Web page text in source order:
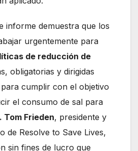
informe demuestra que los
urgentemente para
de reducción de
obligatorias y dirigidas
cumplir con el objetivo
el consumo de sal para
Tom Frieden, presidente y
de Resolve to Save Lives,
sin fines de lucro que